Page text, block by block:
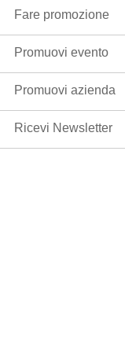
Fare promozione
Promuovi evento
Promuovi azienda
Ricevi Newsletter